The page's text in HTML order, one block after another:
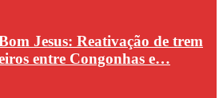
Jesus: Reativação de trem
entre Congonhas e…